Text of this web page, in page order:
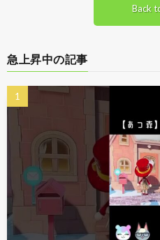
Back
急上昇中の記事